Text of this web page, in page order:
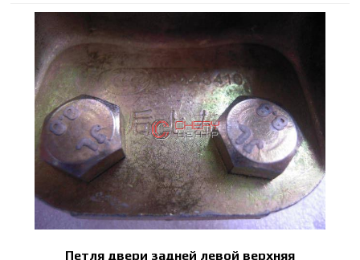
Петля двери задней левой верхняя